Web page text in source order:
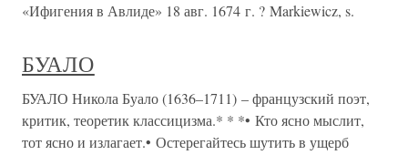
«Ифигения в Авлиде» 18 авг. 1674 г. ? Markiewicz, s.
БУАЛО
БУАЛО Никола Буало (1636–1711) – французский поэт,
критик, теоретик классицизма.* * *• Кто ясно мыслит,
тот ясно и излагает.• Остерегайтесь шутить в ущерб